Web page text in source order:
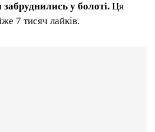
забруднились у болоті. Ця
7 тисяч лайків.